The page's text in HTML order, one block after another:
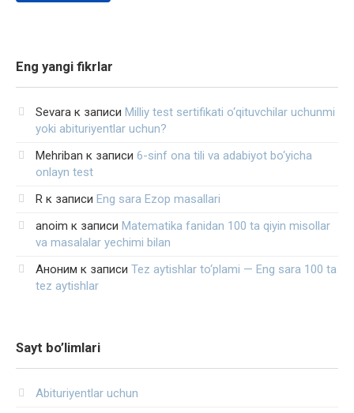
Eng yangi fikrlar
Sevara к записи Milliy test sertifikati o‘qituvchilar uchunmi
yoki abituriyentlar uchun?
Mehriban к записи 6-sinf ona tili va adabiyot bo‘yicha
onlayn test
R к записи Eng sara Ezop masallari
anoim к записи Matematika fanidan 100 ta qiyin misollar
va masalalar yechimi bilan
Аноним к записи Tez aytishlar to‘plami — Eng sara 100 ta
tez aytishlar
Sayt bo’limlari
Abituriyentlar uchun